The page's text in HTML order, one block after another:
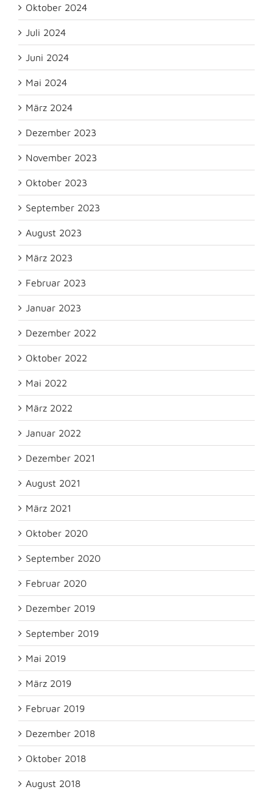
Oktober 2024
Juli 2024
Juni 2024
Mai 2024
März 2024
Dezember 2023
November 2023
Oktober 2023
September 2023
August 2023
März 2023
Februar 2023
Januar 2023
Dezember 2022
Oktober 2022
Mai 2022
März 2022
Januar 2022
Dezember 2021
August 2021
März 2021
Oktober 2020
September 2020
Februar 2020
Dezember 2019
September 2019
Mai 2019
März 2019
Februar 2019
Dezember 2018
Oktober 2018
August 2018